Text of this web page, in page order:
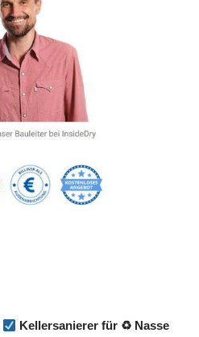
Kellersanierer für ♻ Nasse